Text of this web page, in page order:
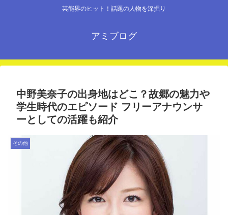
芸能界のヒット！話題の人物を深掘り
アミブログ
中野美奈子の出身地はどこ？故郷の魅力や
学生時代のエピソード フリーアナウンサ
ーとしての活躍も紹介
その他